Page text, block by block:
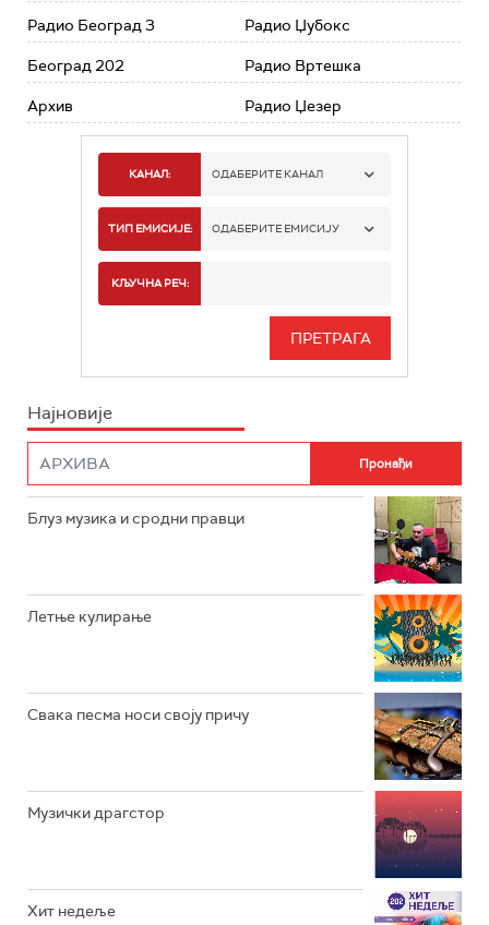
Радио Београд 3
Београд 202
Архив
Радио Џубокс
Радио Вртешка
Радио Џезер
КАНАЛ: ОДАБЕРИТЕ КАНАЛ
РАДИО БЕОГРАД 1
РАДИО БЕОГРАД 3
РАДИО РОКЕНРОЛЕР
РАДИО ЏЕЗЕР
ТИП ЕМИСИЈЕ: ОДАБЕРИТЕ ЕМИСИЈУ
ИНФО
КЉУЧНА РЕЧ:
Најновије
Блуз музика и сродни правци
Летње кулирање
Свака песма носи своју причу
Музички драгстор
Хит недеље